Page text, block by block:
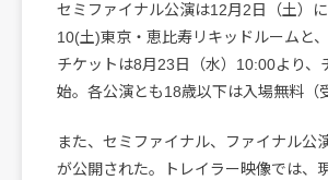
セミファイナル公演は12月2日（土）
10(土)東京・恵比寿リキッドルームと
チケットは8月23日（水）10:00より
始。各公演とも18歳以下は入場無料（
また、セミファイナル、ファイナル公
が公開された。トレイラー映像では、